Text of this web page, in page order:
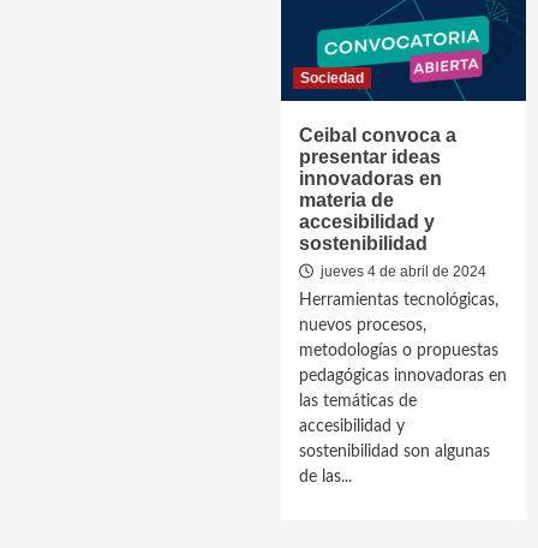
Sociedad
Ceibal convoca a
presentar ideas
innovadoras en
materia de
accesibilidad y
sostenibilidad
jueves 4 de abril de 2024
Herramientas tecnológicas,
nuevos procesos,
metodologías o propuestas
pedagógicas innovadoras en
las temáticas de
accesibilidad y
sostenibilidad son algunas
de las...